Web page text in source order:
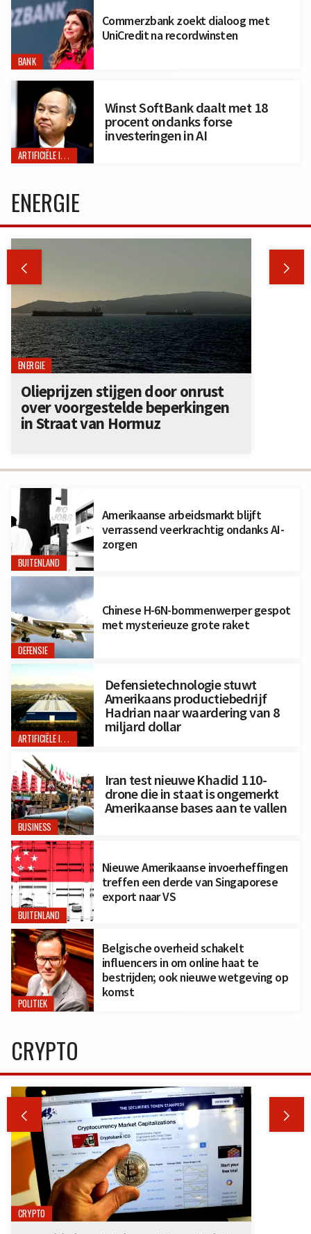
BANK
Commerzbank zoekt dialoog met
UniCredit na recordwinsten
ARTIFICIËLE INTELLIGENTIE
Winst SoftBank daalt met 18
procent ondanks forse
investeringen in AI
BUITENLAND
Amerikaanse arbeidsmarkt blijft
verrassend veerkrachtig ondanks AI-
zorgen
DEFENSIE
Chinese H-6N-bommenwerper gespot
met mysterieuze grote raket
ARTIFICIËLE INTELLIGENTIE
Defensietechnologie stuwt
Amerikaans productiebedrijf
Hadrian naar waardering van 8
miljard dollar
BUSINESS
Iran test nieuwe Khadid 110-
drone die in staat is ongemerkt
Amerikaanse bases aan te vallen
BUITENLAND
Nieuwe Amerikaanse invoerheffingen
treffen een derde van Singaporese
export naar VS
POLITIEK
Belgische overheid schakelt
influencers in om online haat te
bestrijden; ook nieuwe wetgeving op
komst
ENERGIE
 
ENERGIE
Olieprijzen stijgen door onrust
over voorgestelde beperkingen
in Straat van Hormuz
CRYPTO
 
CRYPTO